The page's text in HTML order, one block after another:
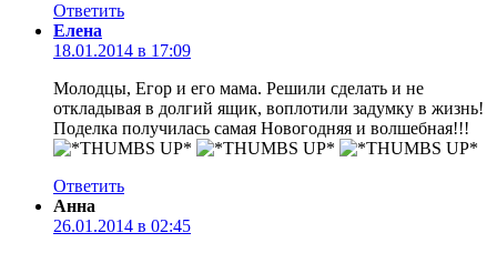
Ответить
Елена
18.01.2014 в 17:09
Молодцы, Егор и его мама. Решили сделать и не
откладывая в долгий ящик, воплотили задумку в жизнь!
Поделка получилась самая Новогодняя и волшебная!!!
Ответить
Анна
26.01.2014 в 02:45